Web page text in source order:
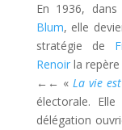
En 1936,
Blum, elle
stratégie de
Renoirla repère
←← «La vie
électorale.
délégation